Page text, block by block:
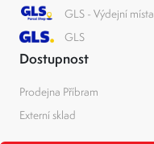
GLS - Výdejní místa
GLS
Dostupnost
Prodejna Příbram
Externí sklad